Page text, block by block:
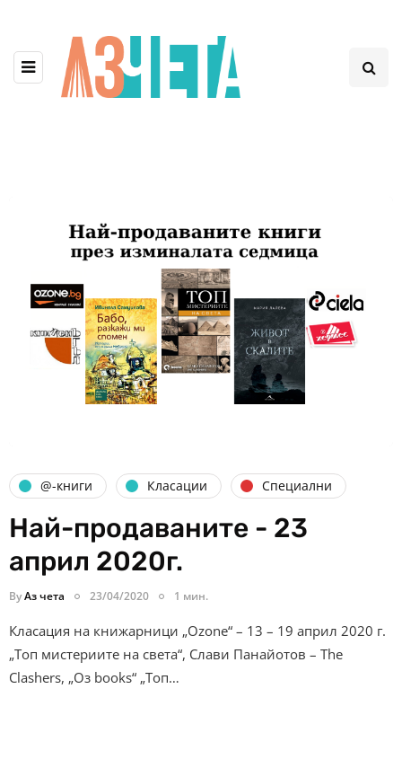
@-книги Класации Специални
Най-продаваните - 23
април 2020г.
ByАз чета 23/04/2020 1 мин.
Класация на книжарници „Ozone“ – 13 – 19 април 2020 г.
„Топ мистериите на света“, Слави Панайотов – The
Clashers, „Оз books“ „Топ…